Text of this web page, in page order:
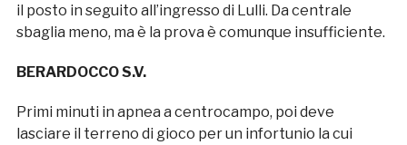
il posto in seguito all’ingresso di Lulli. Da centrale
sbaglia meno, ma è la prova è comunque insufficiente.
BERARDOCCO S.V.
Primi minuti in apnea a centrocampo, poi deve
lasciare il terreno di gioco per un infortunio la cui